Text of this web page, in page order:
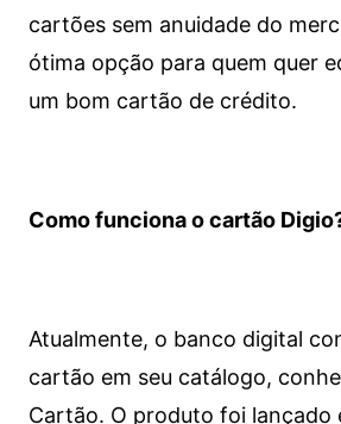
cartões sem anuidade do
ótima opção para quem quer
um bom cartão de crédito.
Como funciona o cartão
Atualmente, o banco digital
cartão em seu catálogo,
Cartão. O produto foi lançado